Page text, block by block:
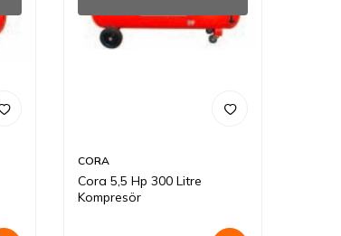
CORA
Cora 5,5 Hp 300 Litre
Kompresör